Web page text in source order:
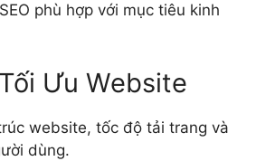
phù hợp với mục tiêu kinh
Ưu Website
website, tốc độ tải trang và
dùng.